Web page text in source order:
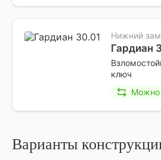
Нижний
Гардиан
ключ
Можно
Варианты